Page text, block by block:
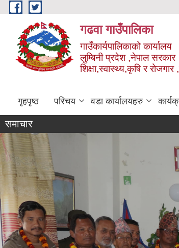
Skip to main content
गढवा गाउँपालिका
गाउँकार्यपालिकाको कार्यालय
लुम्बिनी प्रदेश ,नेपाल सरकार
शिक्षा,स्वास्थ्य,कृषि र
गृहपृष्ठ परिचय वडा कार्यालयहरु
समाचार